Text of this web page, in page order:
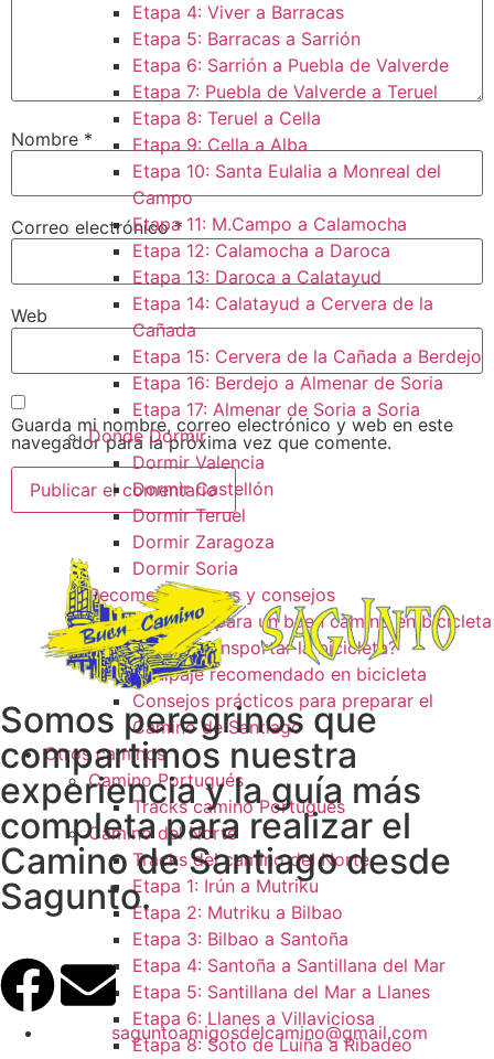
Etapa 4: Viver a Barracas
Etapa 5: Barracas a Sarrión
Etapa 6: Sarrión a Puebla de Valverde
Etapa 7: Puebla de Valverde a Teruel
Etapa 8: Teruel a Cella
Etapa 9: Cella a Alba
Etapa 10: Santa Eulalia a Monreal del
Campo​
Etapa 11: M.Campo a Calamocha​
Etapa 12: Calamocha a Daroca ​
Etapa 13: Daroca a Calatayud
Etapa 14: Calatayud a Cervera de la
Cañada​
Etapa 15: Cervera de la Cañada a Berdejo
Etapa 16: Berdejo a Almenar de Soria
Etapa 17: Almenar de Soria a Soria ​
Donde Dormir
Dormir Valencia
Dormir Castellón
Dormir Teruel
Dormir Zaragoza
Dormir Soria
Recomendaciones y consejos
Consejos para un buen camino en bicicleta
¿Como transportar la bicicleta?
Equipaje recomendado en bicicleta
Consejos prácticos para preparar el
Camino de Santiago
Otros caminos
Camino Portugués
Tracks camino Portugués
Camino del Norte
Tracks del camino del Norte
Etapa 1: Irún a Mutriku
Etapa 2: Mutriku a Bilbao
Etapa 3: Bilbao a Santoña
Etapa 4: Santoña a Santillana del Mar
Etapa 5: Santillana del Mar a Llanes
Etapa 6: Llanes a Villaviciosa
Etapa 8: Soto de Luiña a Ribadeo
Nombre *
Correo electrónico*
Web
Guarda mi nombre, correo electrónico y web en este
navegador para la próxima vez que comente.
Somos peregrinos que
compartimos nuestra
experiencia y la guía más
completa para realizar el
Camino de Santiago desde
Sagunto.
saguntoamigosdelcamino@gmail.com